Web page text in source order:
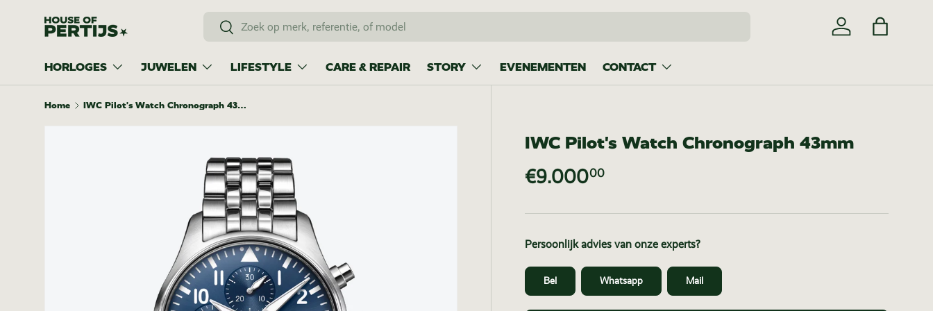
Ga naar inhoud ZoekenZoeken
InloggenTas
HORLOGES JUWELEN LIFESTYLE CARE & REPAIR STORY EVENEMENTEN CONTACT
Home IWC Pilot's Watch Chronograph 43mm
IWC Pilot's Watch Chronograph 43mm
€9.00000
Persoonlijk advies van onze experts?
Bel Whatsapp Mail